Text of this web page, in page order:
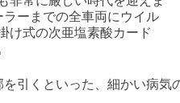
ーまでの全車両にウイル
け式の次亜塩素酸カード
引くといった、細かい病気